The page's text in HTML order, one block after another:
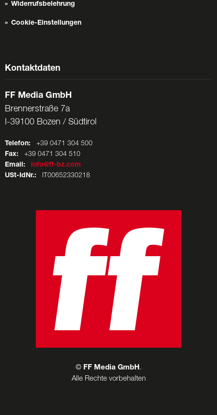
Widerrufsbelehrung
Cookie-Einstellungen
Kontaktdaten
FF Media GmbH
Brennerstraße 7a
I-39100 Bozen / Südtirol
Telefon: +39 0471 304 500
Fax: +39 0471 304 510
Email:
info@ff-bz.com
USt-IdNr.: IT00652330218
© FF Media GmbH .
Alle Rechte vorbehalten